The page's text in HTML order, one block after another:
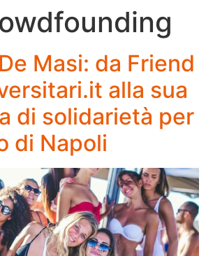
Masi: da Friend
alla sua
di solidarietà per
di Napoli